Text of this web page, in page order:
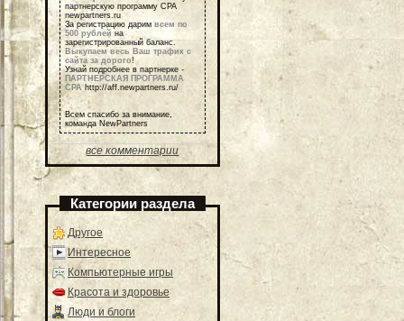
партнерскую программу СРА
newpartners.ru
За регистрацию дарим всем по
500 рублей на
зарегистрированный баланс.
Выкупаем весь Ваш трафик с
сайта за дорого!
Узнай подробнее в партнерке -
ПАРТНЕРСКАЯ ПРОГРАММА
СРАhttp://aff.newpartners.ru/
Всем спасибо за внимание,
команда NewPartners
все комментарии
Категории раздела
Другое
Интересное
Компьютерные игры
Красота и здоровье
Люди и блоги